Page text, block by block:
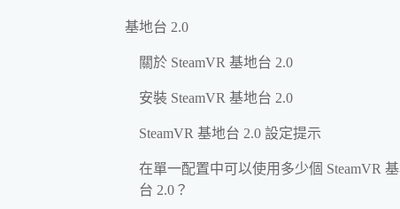
基地台 2.0
關於 SteamVR 基地台 2.0
安裝 SteamVR 基地台 2.0
SteamVR 基地台 2.0 設定提示
在單一配置中可以使用多少個 SteamVR
台 2.0？